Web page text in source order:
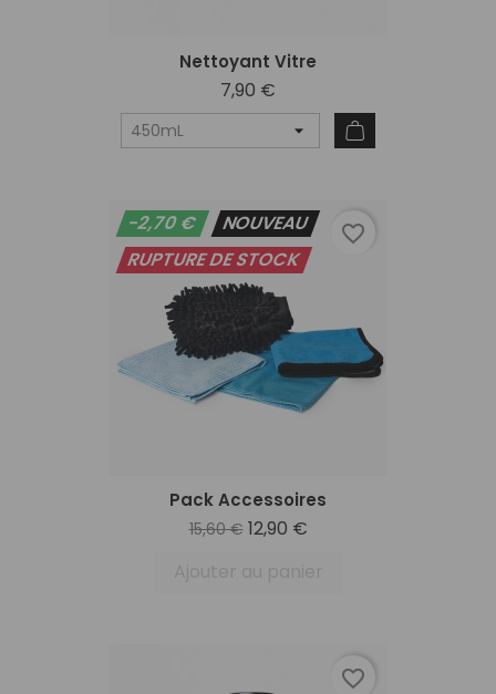
Nettoyant Vitre
7,90 €
Pack Accessoires
15,60 € 12,90 €
-2,70 €
NOUVEAU
RUPTURE DE STOCK
favorite_border
favorite_border